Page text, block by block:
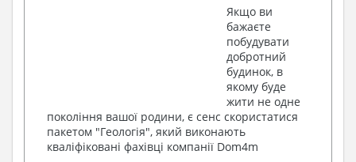
Якщо ви
бажаєте
побудувати
добротний
будинок, в
якому буде
жити не одне
покоління вашої родини, є сенс скористатися
пакетом "Геологія", який виконають
кваліфіковані фахівці компанії Dom4m